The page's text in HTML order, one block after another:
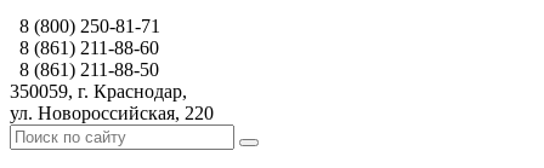
8 (800) 250-81-71
8 (861) 211-88-60
8 (861) 211-88-50
350059, г. Краснодар,
ул. Новороссийская, 220